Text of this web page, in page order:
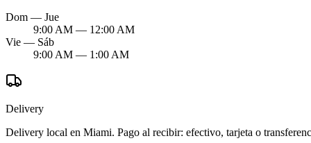
Dom — Jue
9:00 AM — 12:00 AM
Vie — Sáb
9:00 AM — 1:00 AM
Delivery
Delivery local en Miami. Pago al recibir: efectivo, tarjeta o